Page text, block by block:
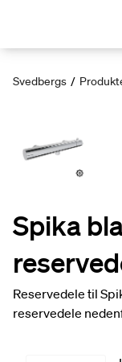
Svedbergs /
Spika
Reservedele til
reservedele